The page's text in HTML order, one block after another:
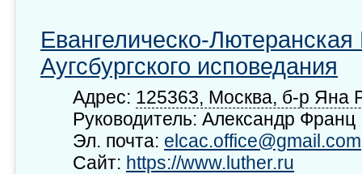
Евангелическо-Лютеранская
Аугсбургского исповедания
Адрес: 125363, Москва, б-р Яна
Руководитель: Александр Франц
Эл. почта: elcac.office@gmail.com
Сайт: https://www.luther.ru